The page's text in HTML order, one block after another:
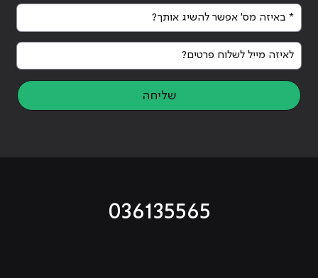
* באיזה מס' אפשר להשיג אותך?
לאיזה מייל לשלוח פרטים?
שליחה
036135565